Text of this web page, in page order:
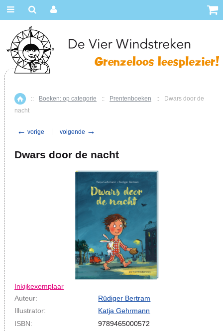
Home
:: Boeken: op categorie :: Prentenboeken ::
Dwars door de
nacht
← vorige volgende →
Dwars door de nacht
Inkijkexemplaar
Auteur:
Rüdiger Bertram
Illustrator:
Katja Gehrmann
ISBN:
9789465000572